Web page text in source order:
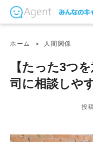
ホーム 人間関係
【たった3つ
司に相談しや
投